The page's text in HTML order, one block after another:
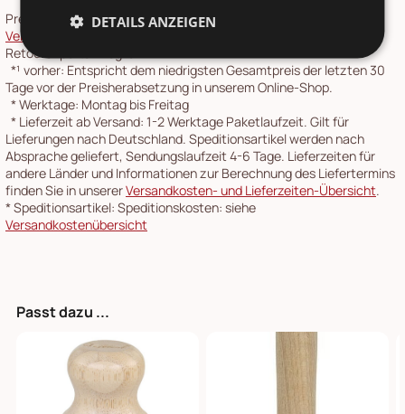
Preise inkl. 19 % MwSt., Versandkosten
Versandkostenübersicht
Retourenportal möglich.
*¹ vorher: Entspricht dem niedrigsten Gesamtpreis der letzten 30
Tage vor der Preisherabsetzung in unserem Online-Shop.
*Werktage: Montag bis Freitag
* Lieferzeit ab Versand: 1-2 Werktage Paketlaufzeit. Gilt für
Lieferungen nach Deutschland. Speditionsartikel werden nach
Absprache geliefert, Sendungslaufzeit 4-6 Tage. Lieferzeiten für
andere Länder und Informationen zur Berechnung des Liefertermins
finden Sie in unsererVersandkosten- und Lieferzeiten-Übersicht.
*Speditionsartikel: Speditionskosten: siehe
Versandkostenübersicht
Passt dazu ...
DETAILS ANZEIGEN